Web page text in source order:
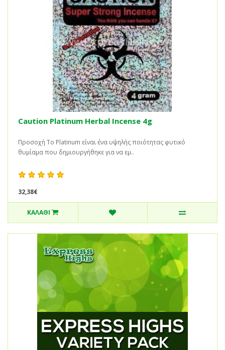
Caution Platinum Herbal Incense 4g
Προσοχή Το Platinum είναι ένα υψηλής ποιότητας φυτικό
θυμίαμα που δημιουργήθηκε για να εμ..
32,38€
ΚΑΛΆΘΙ